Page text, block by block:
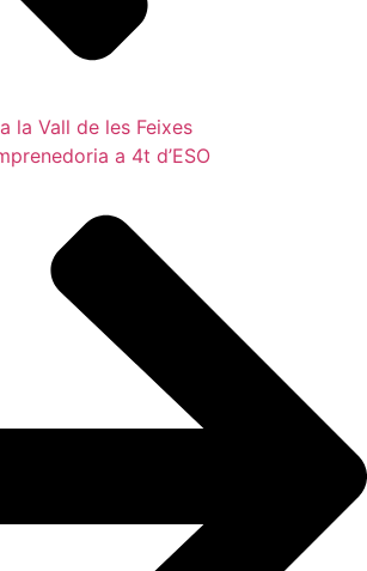
la Vall de les Feixes
a 4t d’ESO